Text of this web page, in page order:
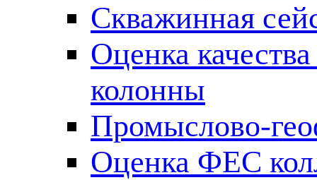
Скважинная
Оценка
колонны
Промыслово-
Оценка ФЕС